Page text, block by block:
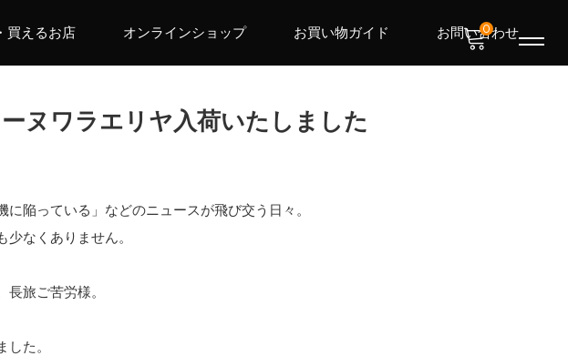
買えるお店 オンラインショップ お買い物ガイド お問い合わせ
0
ヌワラエリヤ入荷いたしました
陥っている」などのニュースが飛び交う日々。
なくありません。
旅ご苦労様。
た。